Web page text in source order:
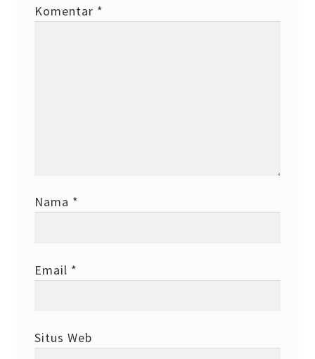
Komentar *
Nama *
Email *
Situs Web